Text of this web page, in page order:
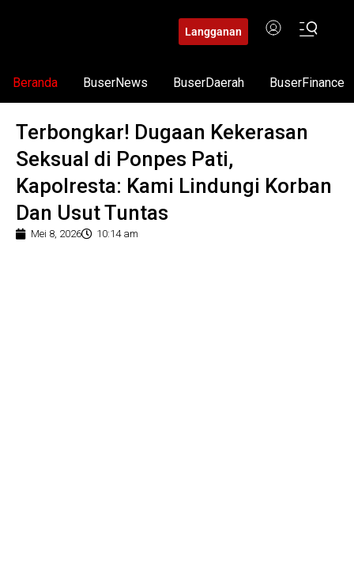
Langganan
Beranda BuserNews BuserDaerah BuserFinance
Terbongkar! Dugaan Kekerasan
Seksual di Ponpes Pati,
Kapolresta: Kami Lindungi Korban
Dan Usut Tuntas
Mei 8, 2026 10:14 am